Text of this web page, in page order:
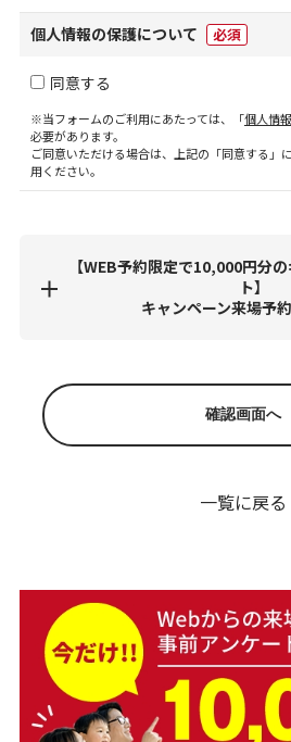
個人情報の保護について 必須
同意する
※当フォームのご利用にあたっては、「個人情
必要があります。
ご同意いただける場合は、上記の「同意する」
用ください。
【WEB予約限定で10,000円分
ト】
キャンペーン来場予
一覧に戻る